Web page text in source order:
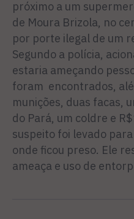
próximo a um
de Moura Brizola, no
por porte ilegal de um
Segundo a polícia,
estaria ameçando
foram encontrados,
munições, duas facas,
do Pará, um coldre e
suspeito foi levado para
onde ficou preso. Ele
ameaça e uso de